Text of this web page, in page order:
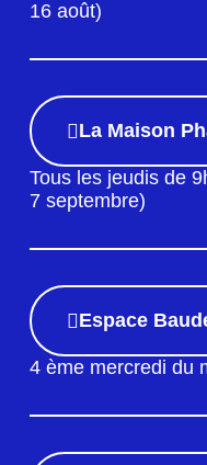
16 août)
La Maison
Tous les jeudis de
7 septembre)
Espace
4 ème mercredi du